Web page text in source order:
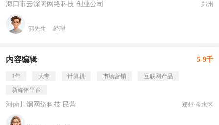
海口市云深阁网络科技 创业公司 郑州
郭先生 经理
内容编辑 5-9千
1年 大专 计算机 市场营销
互联网产品
新媒体平台
河南川炯网络科技 民营 郑州·金水区